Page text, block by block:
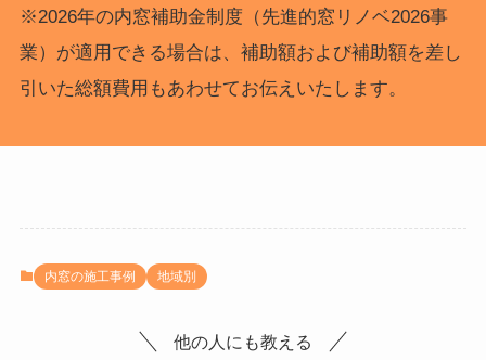
※2026年の内窓補助金制度（先進的窓リノベ2026事
業）が適用できる場合は、補助額および補助額を差し
引いた総額費用もあわせてお伝えいたします。
内窓の施工事例 地域別
他の人にも教える